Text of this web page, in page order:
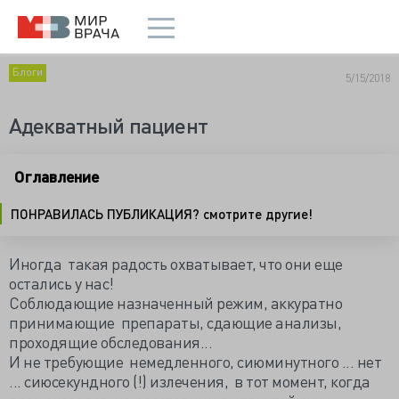
Блоги 5/15/2018
Адекватный пациент
Оглавление
ПОНРАВИЛАСЬ ПУБЛИКАЦИЯ? смотрите другие!
Иногда такая радость охватывает, что они еще
остались у нас!
Соблюдающие назначенный режим, аккуратно
принимающие препараты, сдающие анализы,
проходящие обследования...
И не требующие немедленного, сиюминутного ... нет
... сиюсекундного (!) излечения, в тот момент, когда